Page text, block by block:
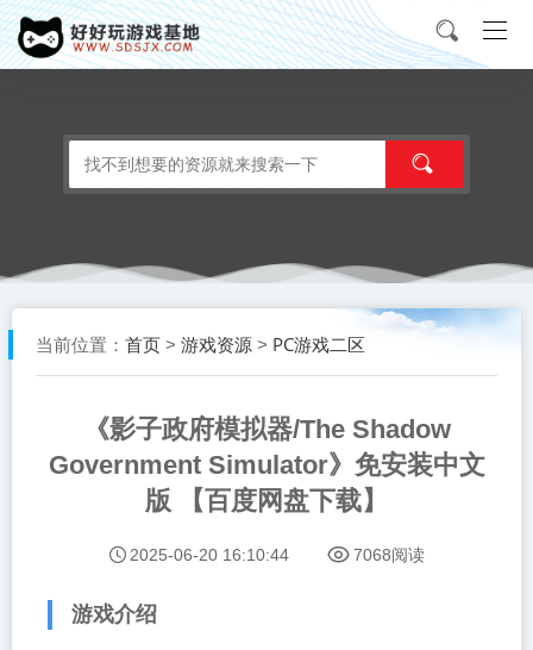
当前位置： 首页 > 游戏资源 > PC游戏二区
《影子政府模拟器/The Shadow
Government Simulator》免安装中文
版 【百度网盘下载】
2025-06-20 16:10:44 7068阅读
游戏介绍